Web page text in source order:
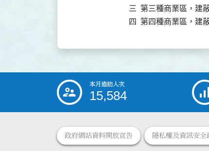
三  第三種商業區，建
四  第四種商業區，建
::: 本月造訪人次
15,584
政府網站資料開放宣告 隱私權及資訊安全